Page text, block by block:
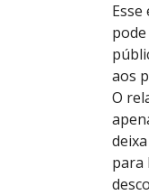
aos
O
para